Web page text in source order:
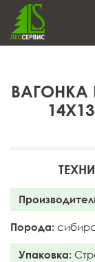
ВАГОНКА
Порода:
Упаковка: